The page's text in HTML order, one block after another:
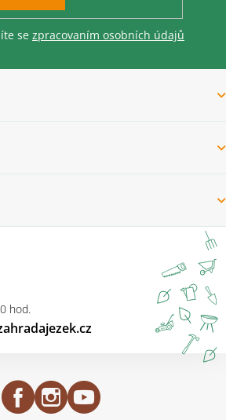
se zpracovaním osobních údajů
hod.